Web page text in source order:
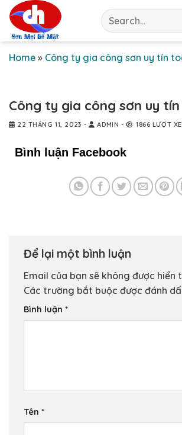
Skip
content
Search
for:
Home » Công ty gia công sơn uy tín
Công ty gia công sơn uy
22 THÁNG 11, 2023 - ADMIN - 1866 LƯỢT
Bình luận Facebook
Để lại một bình luận
Email của bạn sẽ không được hiển
Các trường bắt buộc được đánh
Bình luận *
Tên *